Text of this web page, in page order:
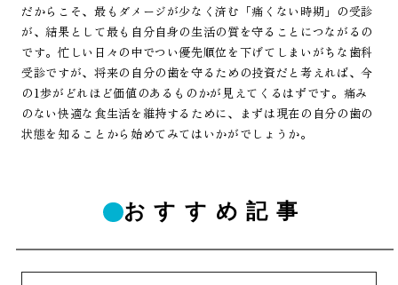
だからこそ、最もダメージが少なく済む「痛くない時期」の受診
が、結果として最も自分自身の生活の質を守ることにつながるの
です。忙しい日々の中でつい優先順位を下げてしまいがちな歯科
受診ですが、将来の自分の歯を守るための投資だと考えれば、今
の1歩がどれほど価値のあるものかが見えてくるはずです。痛み
のない快適な食生活を維持するために、まずは現在の自分の歯の
状態を知ることから始めてみてはいかがでしょうか。
おすすめ記事